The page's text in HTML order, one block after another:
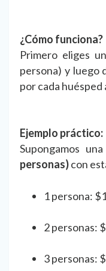
¿Cómo funciona?
Primero eliges
persona) y luego
por cada huésped
Ejemplo práctico:
Supongamos
personas)con
1 persona:
2 personas:
3 personas: